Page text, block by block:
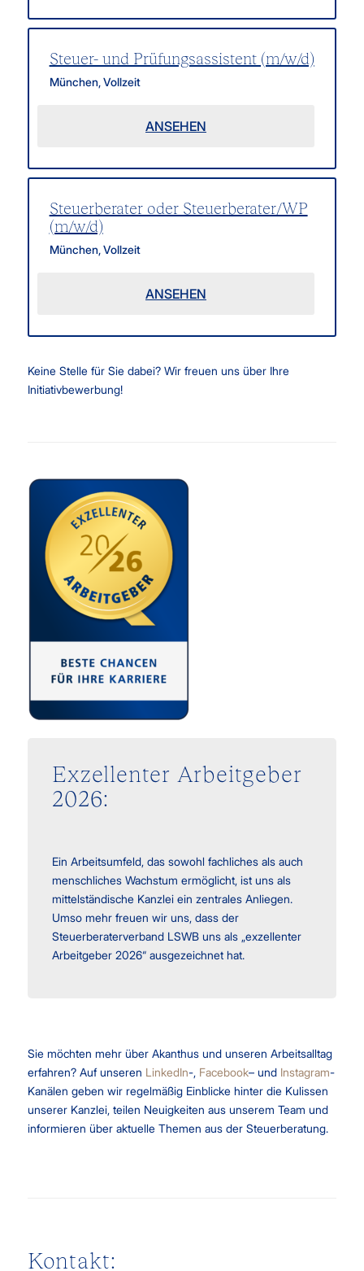
Steuer- und Prüfungsassistent (m/w/d)
München,Vollzeit
ANSEHEN
Steuerberater oder Steuerberater/WP
(m/w/d)
München,Vollzeit
ANSEHEN
Keine Stelle für Sie dabei? Wir freuen uns über Ihre
Initiativbewerbung!
Exzellenter Arbeitgeber
2026:
Ein Arbeitsumfeld, das sowohl fachliches als auch
menschliches Wachstum ermöglicht, ist uns als
mittelständische Kanzlei ein zentrales Anliegen.
Umso mehr freuen wir uns, dass der
Steuerberaterverband LSWB uns als „exzellenter
Arbeitgeber 2026“ ausgezeichnet hat.
Sie möchten mehr über Akanthus und unseren Arbeitsalltag
erfahren? Auf unseren LinkedIn-, Facebook– und Instagram-
Kanälen geben wir regelmäßig Einblicke hinter die Kulissen
unserer Kanzlei, teilen Neuigkeiten aus unserem Team und
informieren über aktuelle Themen aus der Steuerberatung.
Kontakt: